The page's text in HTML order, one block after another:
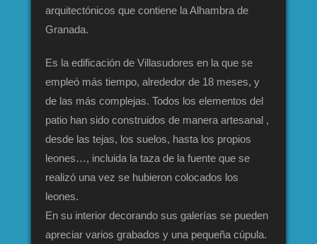
arquitectónicos que contiene la Alhambra de
Granada.
Es la edificación de Villasudores en la que se
empleó más tiempo, alrededor de 18 meses, y
de las más complejas. Todos los elementos del
patio han sido construidos de manera artesanal ,
desde las tejas, los suelos, hasta los propios
leones…, incluida la taza de la fuente que se
realizó una vez se hubieron colocados los
leones.
En su interior decorando sus galerías se pueden
apreciar varios grabados y una pequeña cúpula.